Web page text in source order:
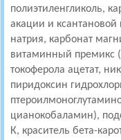
полиэтиленгликоль,
акации и
натрия, карбонат
витаминный премикс
токоферола ацетат,
пиридоксин
цианокобаламин),
К, краситель бета-